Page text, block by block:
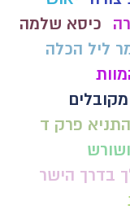
כיסא שלמה
ליל הכלה
מקובלים
פרק ד
בדרך הישר